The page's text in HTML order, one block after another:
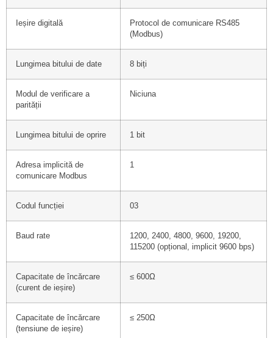
Ieșire digitală
Protocol de comunicare RS485
(Modbus)
Lungimea bitului de date 8 biți
Modul de verificare a
parității
Niciuna
Lungimea bitului de oprire 1 bit
Adresa implicită de
comunicare Modbus
1
Codul funcției 03
Baud rate
1200, 2400, 4800, 9600, 19200,
115200 (opțional, implicit 9600 bps)
Capacitate de încărcare
(curent de ieșire)
≤ 600Ω
Capacitate de încărcare
(tensiune de ieșire)
≤ 250Ω